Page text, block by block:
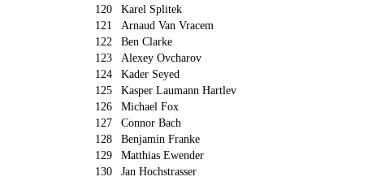
120
Karel Splitek
121
Arnaud Van Vracem
122
Ben Clarke
123
Alexey Ovcharov
124
Kader Seyed
125
Kasper Laumann Hartlev
126
Michael Fox
127
Connor Bach
128
Benjamin Franke
129
Matthias Ewender
130
Jan Hochstrasser